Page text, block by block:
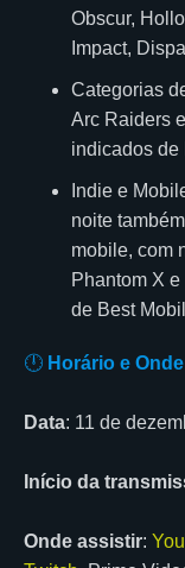
Obscur,
Impact,
Categorias
Arc Raiders
indicados de
Indie e
noite
mobile, com
Phantom X
de Best
🕛 Horário e
Data: 11 de
Início da
Onde assistir: